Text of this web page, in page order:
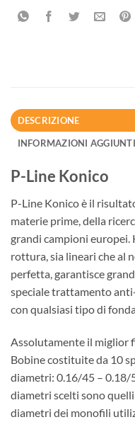
DESCRIZIONE
INFORMAZIONI
P-Line Konico
P-Line Konico è il
materie prime, della
grandi campioni europei.
rottura, sia lineari che al
perfetta, garantisce
speciale trattamento
con qualsiasi tipo di
Assolutamente il miglior
Bobine costituite da 10
diametri: 0.16/45 – 0.18/
diametri scelti sono
diametri dei monofili